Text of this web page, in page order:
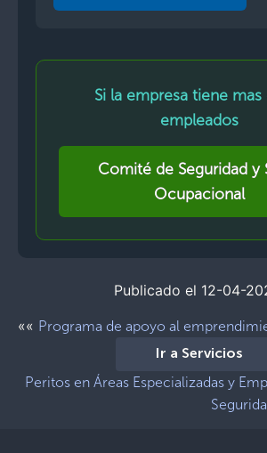
Si la empresa tiene mas
empleados
Comité de Seguridad y
Ocupacional
Publicado el 12-04-
«« Programa de apoyo al
Ir a Servicios
Peritos en Áreas Especializadas y